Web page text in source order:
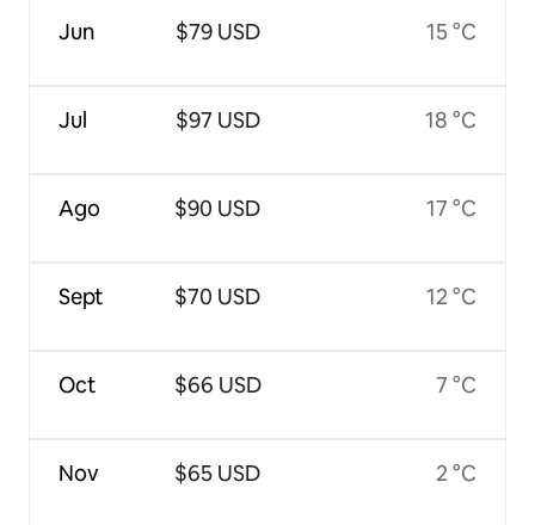
Jun
Jul
Ago
Sept
Oct
Nov
$79 USD
$97 USD
$90 USD
$70 USD
$66 USD
$65 USD
15 °C
18 °C
17 °C
12 °C
7 °C
2 °C